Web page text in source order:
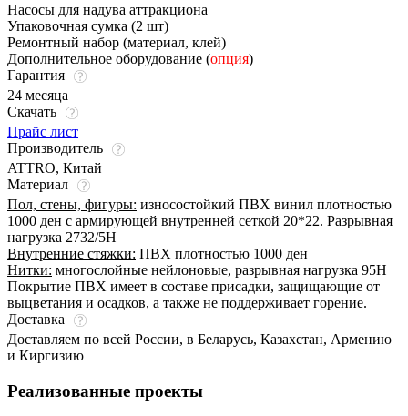
Насосы для надува аттракциона
Упаковочная сумка (2 шт)
Ремонтный набор (материал, клей)
Дополнительное оборудование (опция)
Гарантия
24 месяца
Скачать
Прайс лист
Производитель
ATTRO, Китай
Материал
Пол, стены, фигуры: износостойкий ПВХ винил плотностью
1000 ден с армирующей внутренней сеткой 20*22. Разрывная
нагрузка 2732/5Н
Внутренние стяжки: ПВХ плотностью 1000 ден
Нитки: многослойные нейлоновые, разрывная нагрузка 95Н
Покрытие ПВХ имеет в составе присадки, защищающие от
выцветания и осадков, а также не поддерживает горение.
Доставка
Доставляем по всей России, в Беларусь, Казахстан, Армению
и Киргизию
Реализованные проекты